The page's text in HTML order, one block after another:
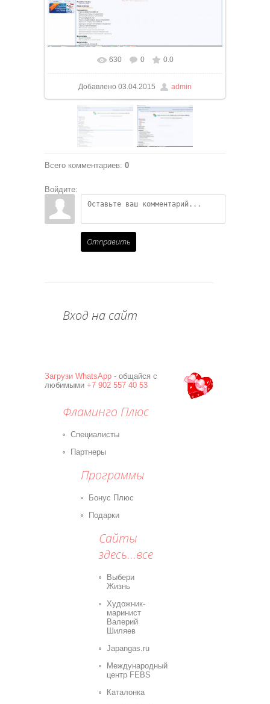
В реальном размере 1580x833
630 0 0.0
Добавлено 03.04.2015 admin
Всего комментариев: 0
Войдите:
Отправить
Вход на сайт
Загрузи WhatsApp - общайся с
любимыми +7 902 557 40 53
Фламинго Плюс
Специалисты
Партнеры
Программы
Бонус Плюс
Подарки
Сайты
здесь...все
Выбери
Жизнь
Художник-
маринист
Валерий
Шиляев
Japangas.ru
Международный
центр FEBS
Каталонка